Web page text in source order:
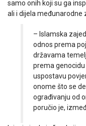
samo onih koji su ga
ali i dijela međunarodne
– Islamska
odnos prema
državama
prema
uspostavu
onome što se
ograđivanju od
poručio je,